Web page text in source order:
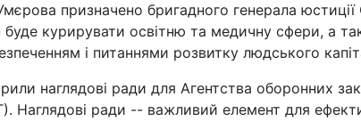
призначено бригадного генерала юстиції
курирувати освітню та медичну сфери, а
і питаннями розвитку людського
наглядові ради для Агентства оборонних
Наглядові ради -- важливий елемент для